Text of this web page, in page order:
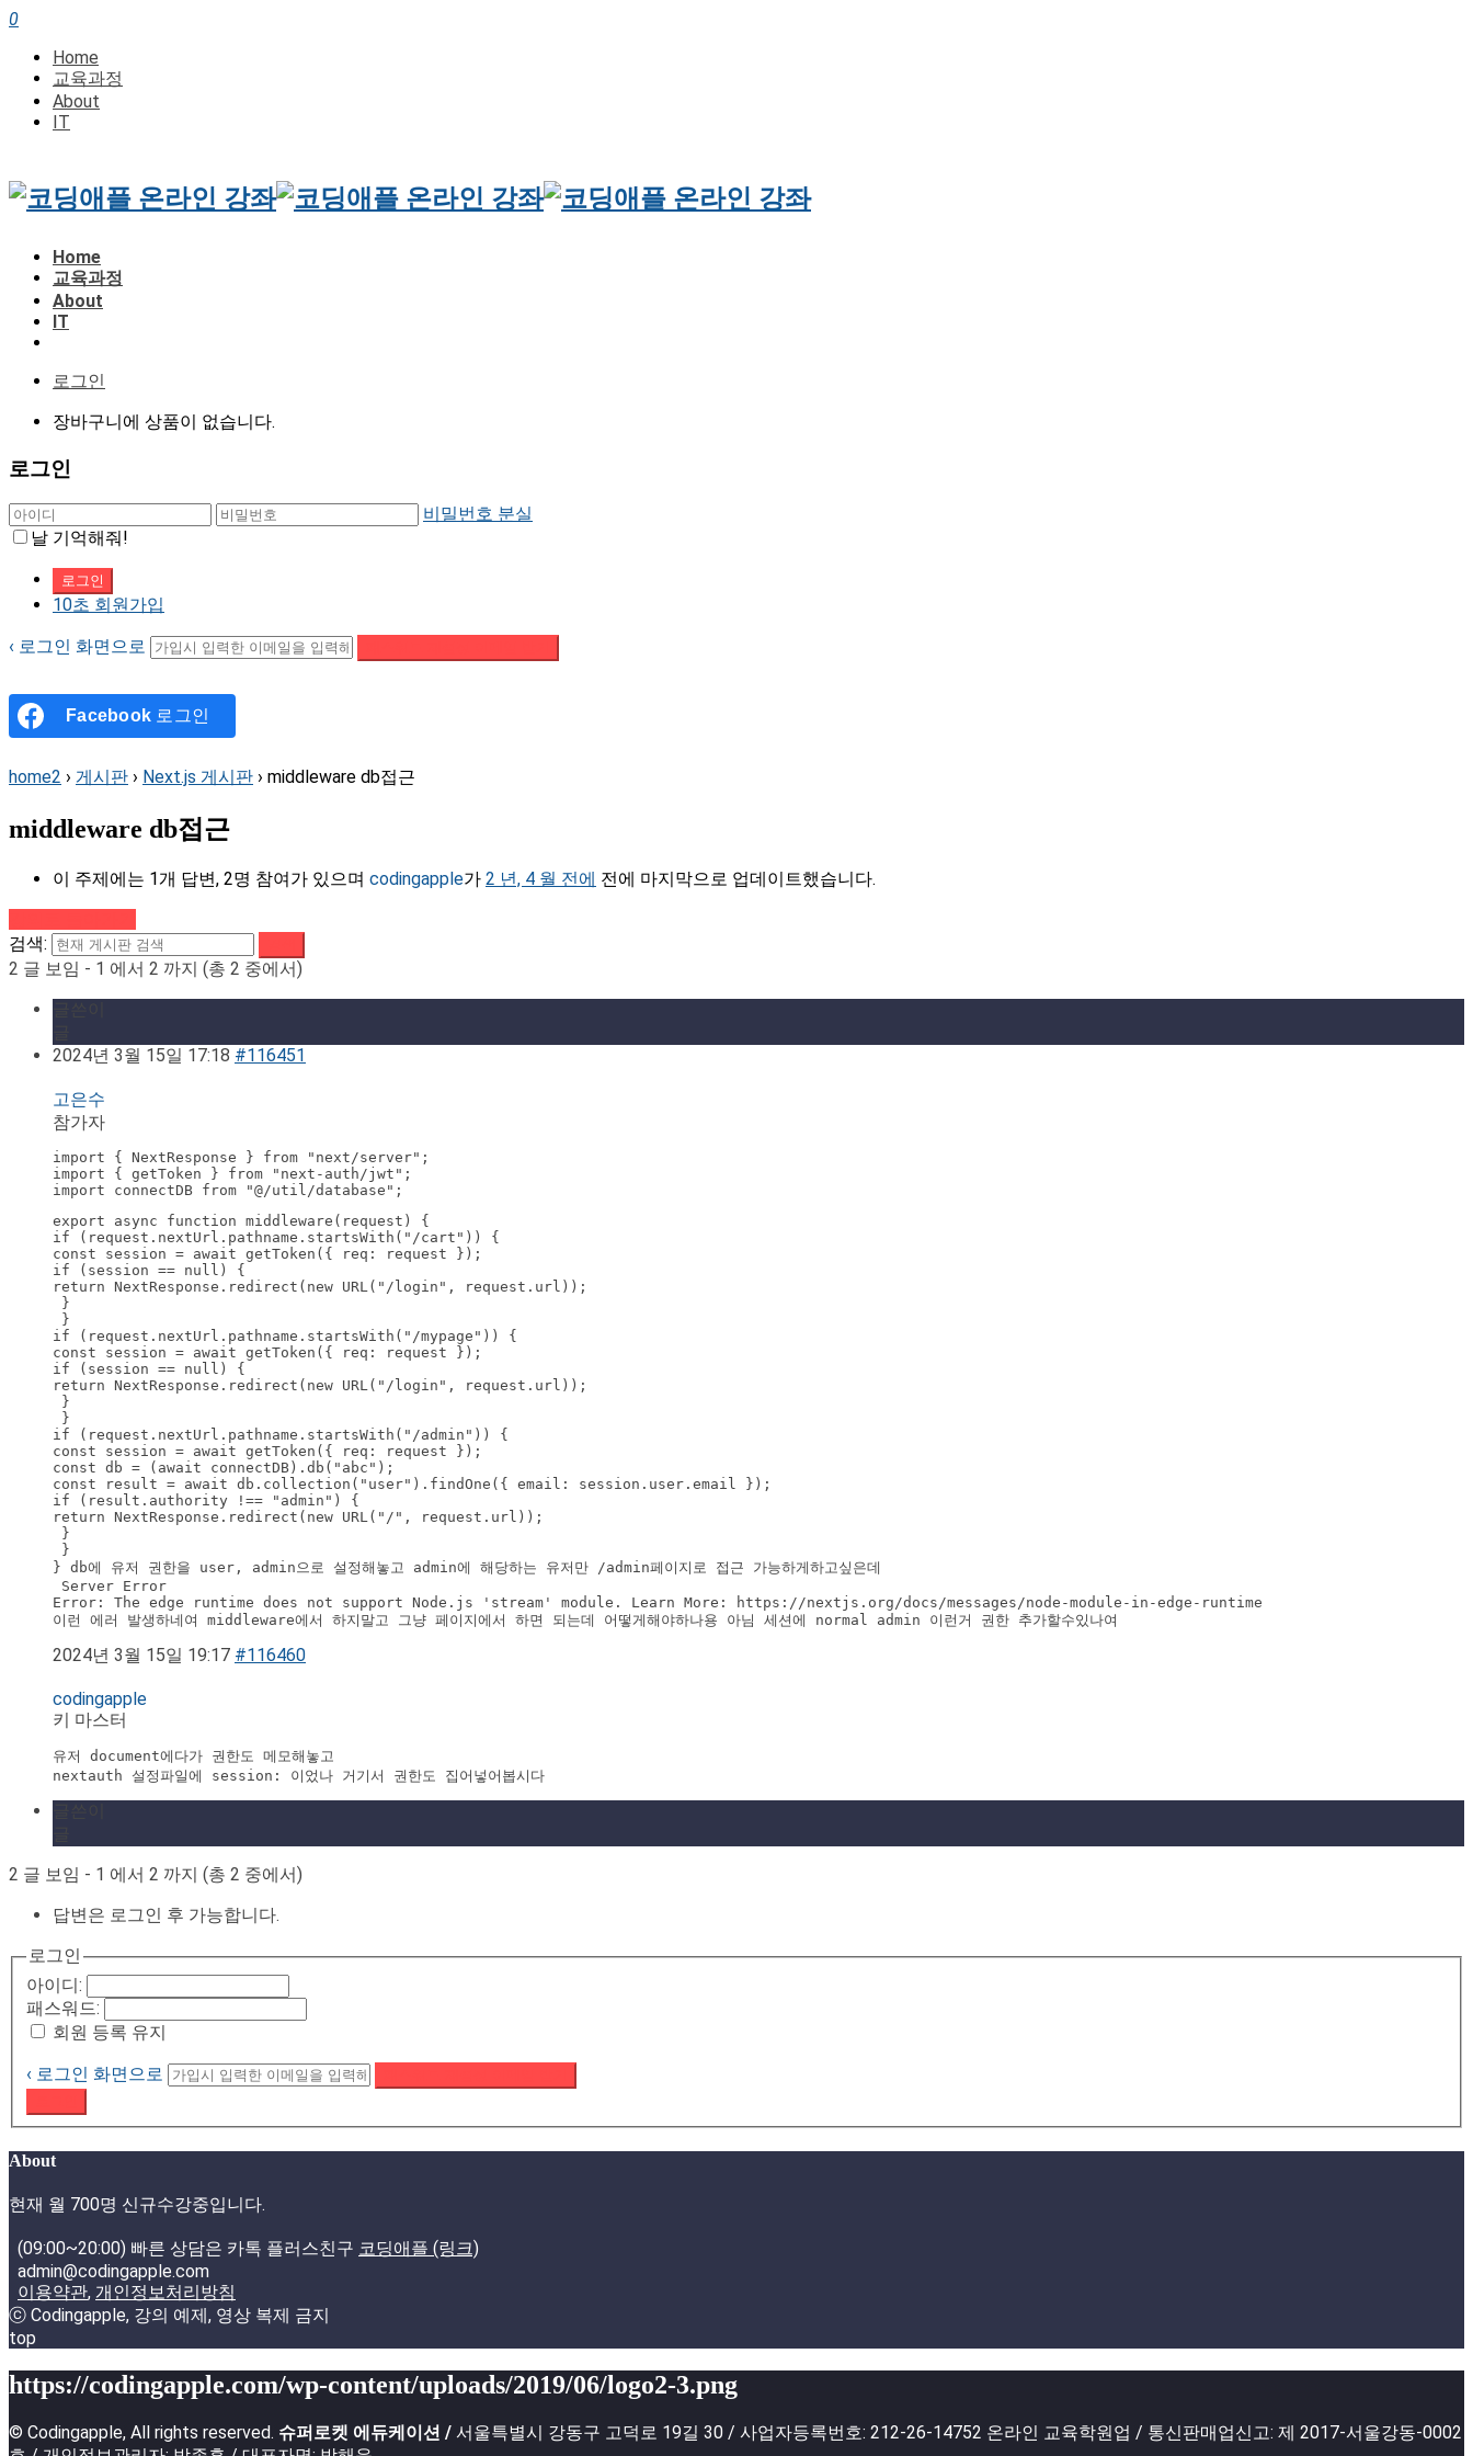
0
Home
교육과정
About
IT
Home
교육과정
About
IT
로그인
장바구니에 상품이 없습니다.
로그인
비밀번호 분실
날 기억해줘!
10초 회원가입
‹ 로그인 화면으로
Facebook 로그인
home2 › 게시판 › Next.js 게시판 › middleware db접근
middleware db접근
이 주제에는 1개 답변, 2명 참여가 있으며 codingapple가 2 년, 4 월 전에 전에 마지막으로 업데이트했습니다.
검색:
2 글 보임 - 1 에서 2 까지 (총 2 중에서)
2024년 3월 15일 17:18 #116451
고은수
참가자
import { NextResponse } from "next/server";
import { getToken } from "next-auth/jwt";
import connectDB from "@/util/database";
export async function middleware(request) {
if (request.nextUrl.pathname.startsWith("/cart")) {
const session = await getToken({ req: request });
if (session == null) {
return NextResponse.redirect(new URL("/login", request.url));
}
}
if (request.nextUrl.pathname.startsWith("/mypage")) {
const session = await getToken({ req: request });
if (session == null) {
return NextResponse.redirect(new URL("/login", request.url));
}
}
if (request.nextUrl.pathname.startsWith("/admin")) {
const session = await getToken({ req: request });
const db = (await connectDB).db("abc");
const result = await db.collection("user").findOne({ email: session.user.email });
if (result.authority !== "admin") {
return NextResponse.redirect(new URL("/", request.url));
}
}
} db에 유저 권한을 user, admin으로 설정해놓고 admin에 해당하는 유저만 /admin페이지로 접근 가능하게하고싶은데
Server Error
Error: The edge runtime does not support Node.js 'stream' module. Learn More: https://nextjs.org/docs/messages/node-module-in-edge-runtime
이런 에러 발생하네여 middleware에서 하지말고 그냥 페이지에서 하면 되는데 어떻게해야하나용 아님 세션에 normal admin 이런거 권한 추가할수있나여
2024년 3월 15일 19:17 #116460
codingapple
키 마스터
유저 document에다가 권한도 메모해놓고
nextauth 설정파일에 session: 이었나 거기서 권한도 집어넣어봅시다
2 글 보임 - 1 에서 2 까지 (총 2 중에서)
답변은 로그인 후 가능합니다.
로그인
아이디:
패스워드:
회원 등록 유지
‹ 로그인 화면으로
About
현재 월 700명 신규수강중입니다.
(09:00~20:00) 빠른 상담은 카톡 플러스친구 코딩애플 (링크)
admin@codingapple.com
이용약관, 개인정보처리방침
ⓒ Codingapple, 강의 예제, 영상 복제 금지
top
https://codingapple.com/wp-content/uploads/2019/06/logo2-3.png
© Codingapple, All rights reserved. 슈퍼로켓 에듀케이션 / 서울특별시 강동구 고덕로 19길 30 / 사업자등록번호: 212-26-14752 온라인 교육학원업 / 통신판매업신고: 제 2017-서울강동-0002